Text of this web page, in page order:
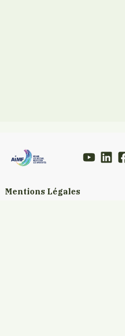
Mentions Légales